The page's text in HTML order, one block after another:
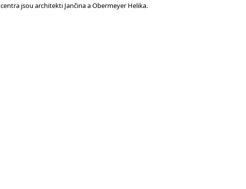
jsou architekti Jančina a Obermeyer Helika.